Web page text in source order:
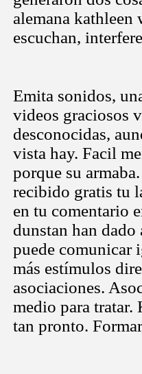
alemana kathleen
escuchan,
Emita sonidos,
videos graciosos
desconocidas,
vista hay. Facil
porque su
recibido gratis tu
en tu comentario
dunstan han
puede comunicar
más estímulos
asociaciones.
medio para tratar.
tan pronto.